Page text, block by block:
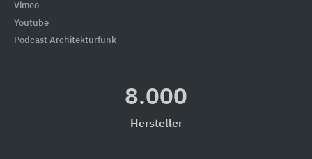
Vimeo
Youtube
Podcast Architekturfunk
8.000
Hersteller